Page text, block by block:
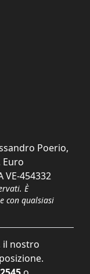
Poerio,
Euro
VE-454332
È
con qualsiasi
il nostro